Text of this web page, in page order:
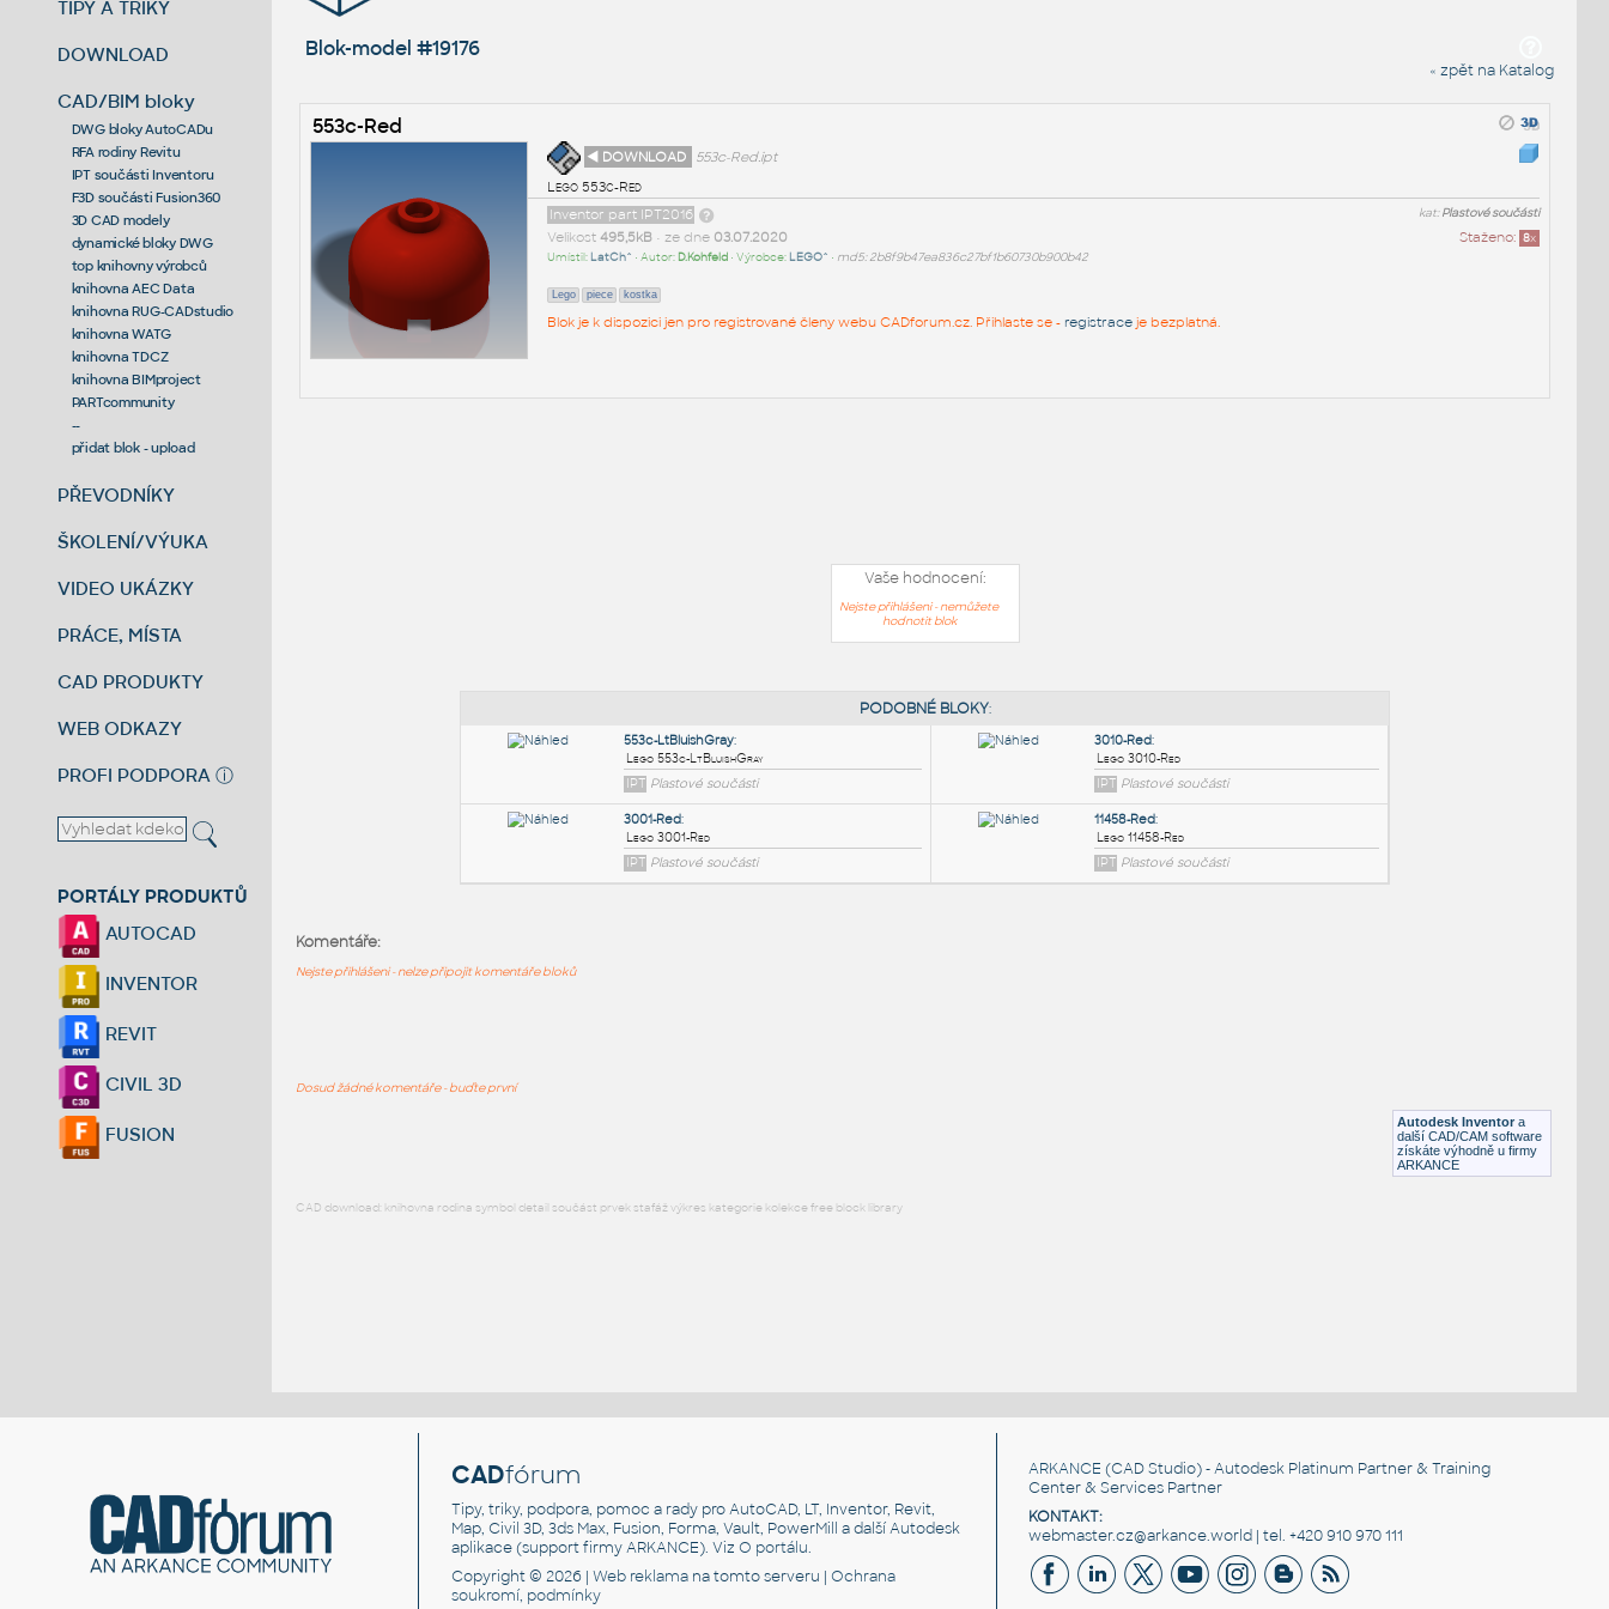
TIPY A TRIKY
DOWNLOAD
CAD/BIM bloky
DWG bloky AutoCADu
RFA rodiny Revitu
IPT součásti Inventoru
F3D součásti Fusion360
3D CAD modely
dynamické bloky DWG
top knihovny výrobců
knihovna AEC Data
knihovna RUG-CADstudio
knihovna WATG
knihovna TDCZ
knihovna BIMproject
PARTcommunity
--
přidat blok - upload
PŘEVODNÍKY
ŠKOLENÍ/VÝUKA
VIDEO UKÁZKY
PRÁCE, MÍSTA
CAD PRODUKTY
WEB ODKAZY
PROFI PODPORA ⓘ
PORTÁLY PRODUKTŮ
AUTOCAD
INVENTOR
REVIT
CIVIL 3D
FUSION
Blok-model #19176
« zpět na Katalog
553c-Red
◄ DOWNLOAD
553c-Red.ipt
Lego 553c-Red
kat:Plastové součásti
Inventor part IPT2016
Staženo: 8x
Velikost 495,5kB• ze dne 03.07.2020
Umístil: LatCh^ • Autor: D.Kohfeld• Výrobce: LEGO^ • md5: 2b8f9b47ea836c27bf1b60730b900b42
Lego piece kostka
Blok je k dispozici jen pro registrované členy webu CADforum.cz. Přihlaste se - registraceje bezplatná.
Vaše hodnocení:
Nejste přihlášeni - nemůžete
hodnotit blok
Plastové součásti
Autodesk Inventor a
další CAD/CAM software
získáte výhodně u firmy
ARKANCE
Komentáře:
Nejste přihlášeni - nelze připojit komentáře bloků
Dosud žádné komentáře - buďte první
CAD download: knihovna rodina symbol detail součást prvek stafáž výkres kategorie kolekce free block library
CADfórum
Tipy, triky, podpora, pomoc a rady pro AutoCAD, LT, Inventor, Revit,
Map, Civil 3D, 3ds Max, Fusion, Forma, Vault, PowerMill a další Autodesk
aplikace (support firmy ARKANCE). VizO portálu.
Copyright © 2026 |Web reklama na tomto serveru |Ochrana
soukromí, podmínky
ARKANCE (CAD Studio) - Autodesk Platinum Partner & Training
Center & Services Partner
KONTAKT:
webmaster.cz@arkance.world | tel. +420 910 970 111